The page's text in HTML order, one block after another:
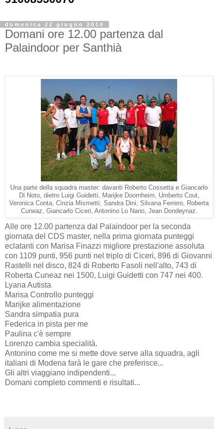
domenica 22 giugno 2014
Domani ore 12.00 partenza dal
Palaindoor per Santhià
Una parte della squadra master: davanti Roberto Cossetta e Giancarlo
Di Noto, dietro Luigi Guidetti, Marijke Doornheim, Umberto Cout,
Veronica Conta, Cinzia Mismetti, Sandra Dini, Silvana Ferrero, Roberta
Cuneaz, Giancarlo Ciceri, Antonino Lo Nano, Jean Dondeynaz.
Alle ore 12.00 partenza dal Palaindoor per la seconda
giornata del CDS master, nella prima giornata punteggi
eclatanti con Marisa Finazzi migliore prestazione assoluta
con 1109 punti, 956 punti nel triplo di Ciceri, 896 di Giovanni
Rastelli nel disco, 824 di Roberto Fasoli nell'alto, 743 di
Roberta Cuneaz nei 1500, Luigi Guidetti con 747 nei 400.
Lyana Autista
Marisa Controllo punteggi
Marijke alimentazione
Sandra simpatia pura
Federica in pista per me
Paulina c'è sempre
Lorenzo cambia specialità.
Antonino come me si mette dove serve alla squadra, agli
italiani di Modena farà le gare che preferisce...
Gli altri viaggiano indipendenti...
Domani completo commenti e risultati...